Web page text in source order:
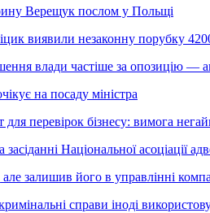
Верещук послом у Польщі
виявили незаконну порубку
влади частіше за опозицію —
на посаду міністра
перевірок бізнесу: вимога
Національної асоціації
залишив його в управлінні
справи іноді